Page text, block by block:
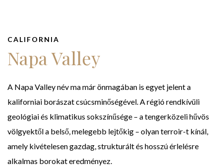
CALIFORNIA
Napa Valley
A Napa Valley név ma már önmagában is egyet jelent a
kaliforniai borászat csúcsminőségével. A régió rendkívüli
geológiai és klimatikus sokszínűsége – a tengerközeli hűvös
völgyektől a belső, melegebb lejtőkig – olyan terroir-t kínál,
amely kivételesen gazdag, strukturált és hosszú érlelésre
alkalmas borokat eredményez.